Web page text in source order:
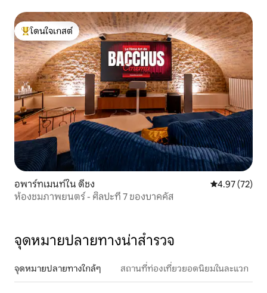
โดนใจเกสต์ที่สุด
โดนใจเกสต์
อพาร์ทเมนท์ใน ดีชง คะแนนเฉลี่ย
4.97 (72)
ห้องชมภาพยนตร์ - ศิลปะที่ 7 ของบาคคัส
จุดหมายปลายทางน่าสำรวจ
จุดหมายปลายทางใกล้ๆ สถานที่ท่องเที่ยวยอดนิยมในละแวก